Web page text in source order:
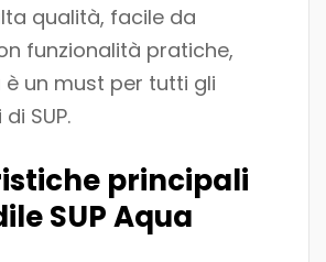
qualità, facile da
funzionalità pratiche,
un must per tutti gli
SUP.
principali
SUP Aqua